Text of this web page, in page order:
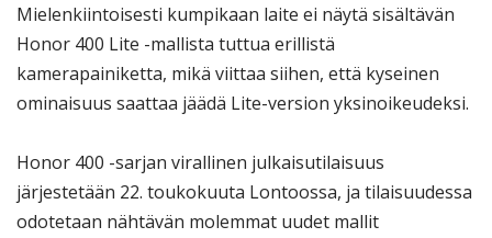
Mielenkiintoisesti kumpikaan laite ei näytä sisältävän
Honor 400 Lite -mallista tuttua erillistä
kamerapainiketta, mikä viittaa siihen, että kyseinen
ominaisuus saattaa jäädä Lite-version yksinoikeudeksi.
Honor 400 -sarjan virallinen julkaisutilaisuus
järjestetään 22. toukokuuta Lontoossa, ja tilaisuudessa
odotetaan nähtävän molemmat uudet mallit